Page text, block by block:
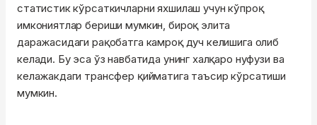
статистик кўрсаткичларни яхшилаш учун кўпроқ
имкониятлар бериши мумкин, бироқ элита
даражасидаги рақобатга камроқ дуч келишига олиб
келади. Бу эса ўз навбатида унинг халқаро нуфузи ва
келажакдаги трансфер қийматига таъсир кўрсатиши
мумкин.